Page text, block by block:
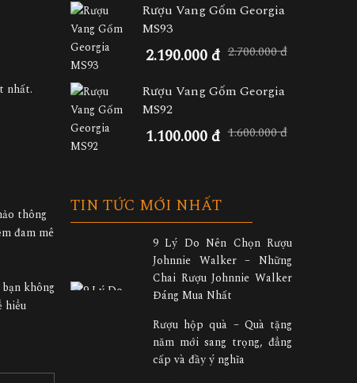
nhất.
thông
đam mê
không
hiểu
Rượu Vang Gốm Georgia
MS93
2.190.000 đ 2.700.000 đ
Rượu Vang Gốm Georgia
MS92
1.100.000 đ 1.600.000 đ
TIN TỨC MỚI NHẤT
9 Lý Do Nên Chọn Rượu
Johnnie Walker – Những
Chai Rượu Johnnie Walker
Đáng Mua Nhất
Rượu hộp quà – Quà tặng
năm mới sang trọng, đẳng
cấp và đầy ý nghĩa